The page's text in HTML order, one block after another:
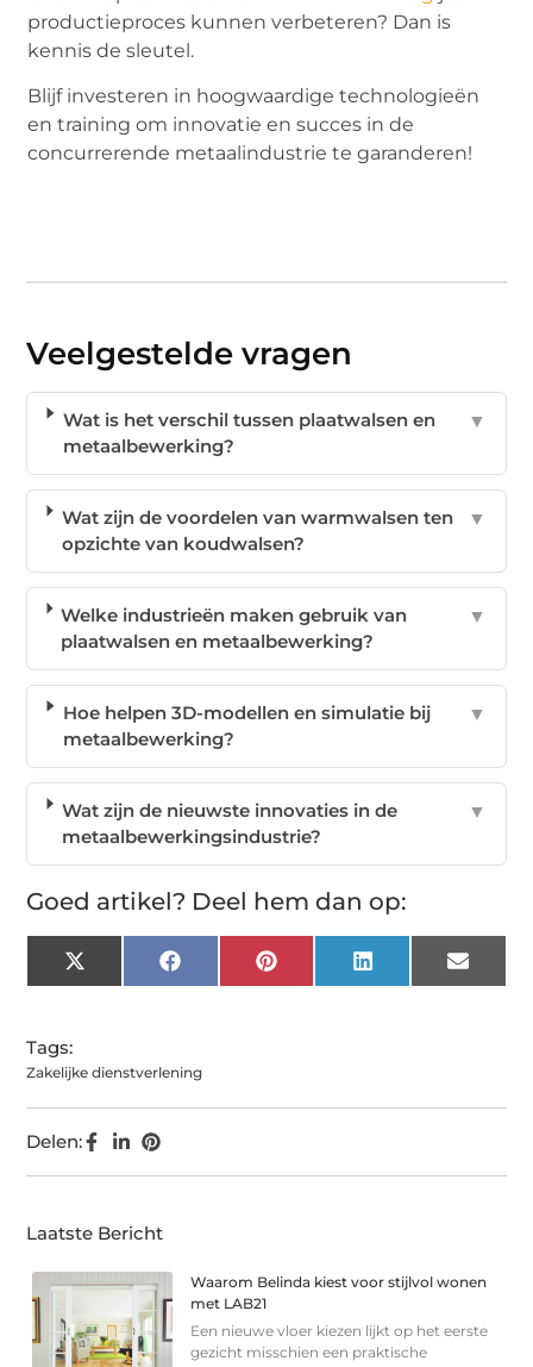
productieproces kunnen verbeteren? Dan is
kennis de sleutel.
Blijf investeren in hoogwaardige technologieën
en training om innovatie en succes in de
concurrerende metaalindustrie te garanderen!
Veelgestelde vragen
Wat is het verschil tussen plaatwalsen en
metaalbewerking?
▼
Wat zijn de voordelen van warmwalsen ten
opzichte van koudwalsen?
▼
Welke industrieën maken gebruik van
plaatwalsen en metaalbewerking?
▼
Hoe helpen 3D-modellen en simulatie bij
metaalbewerking?
▼
Wat zijn de nieuwste innovaties in de
metaalbewerkingsindustrie?
▼
Goed artikel? Deel hem dan op:
X
(Twitter)
FacebookPinterest LinkedIn Email
Tags:
Zakelijke dienstverlening
Delen:
Laatste Bericht
Waarom Belinda kiest voor stijlvol wonen
met LAB21
Een nieuwe vloer kiezen lijkt op het eerste
gezicht misschien een praktische